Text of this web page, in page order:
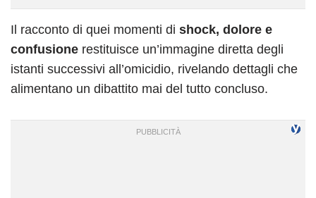
Il racconto di quei momenti di shock, dolore e
confusione restituisce un’immagine diretta degli
istanti successivi all’omicidio, rivelando dettagli che
alimentano un dibattito mai del tutto concluso.